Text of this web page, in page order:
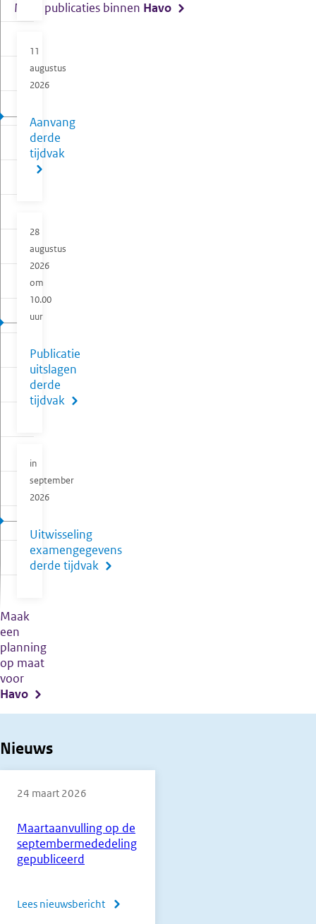
Aanvang
derde
tijdvak
11
augustus
2026
Publicatie
uitslagen
derde
tijdvak
28
augustus
2026
om
10.00
uur
Uitwisseling
examengegevens
derde tijdvak
in
september
2026
Maak
een
planning
op maat
voor
Havo
Meer publicaties binnen Havo
Nieuws
Maartaanvulling op de
septembermededeling
gepubliceerd
24 maart 2026
Lees nieuwsbericht
over